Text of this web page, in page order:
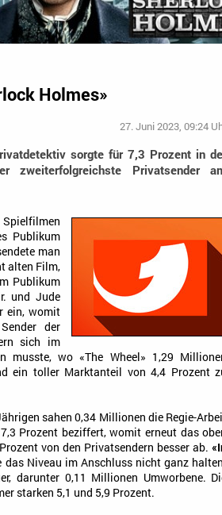
Holmes»
27. Juni 2023, 09:24
sorgte für 7,3 Prozent in
zweiterfolgreichste Privatsender
Spielfilmen
Publikum
man
alten Film,
Publikum
und Jude
ein, womit
der
sich im
musste, wo «The Wheel» 1,29
ein toller Marktanteil von 4,4 Prozent
sahen 0,34 Millionen die Regie-
Prozent beziffert, womit erneut das
von den Privatsendern besser ab.
das Niveau im Anschluss nicht ganz
darunter 0,11 Millionen Umworbene.
starken 5,1 und 5,9 Prozent.